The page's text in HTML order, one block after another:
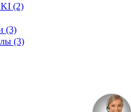
(2)
(3)
(3)